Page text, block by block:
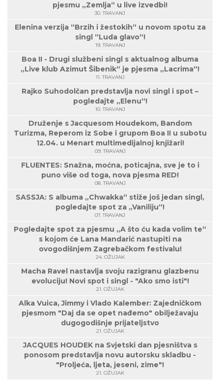
pjesmu „Zemlja“ u live izvedbi!
30. TRAVANJ
Elenina verzija “Brzih i žestokih“ u novom spotu za
singl “Luda glavo“!
19. TRAVANJ
Boa II - Drugi službeni singl s aktualnog albuma
„Live klub Azimut Šibenik“ je pjesma „Lacrima“!
11. TRAVANJ
Rajko Suhodolčan predstavlja novi singl i spot –
pogledajte „Elenu“!
10. TRAVANJ
Druženje s Jacquesom Houdekom, Bandom
Turizma, Reperom iz Sobe i grupom Boa II u subotu
12.04. u Menart multimedijalnoj knjižari!
09. TRAVANJ
FLUENTES: Snažna, moćna, poticajna, sve je to i
puno više od toga, nova pjesma RED!
08. TRAVANJ
SASSJA: S albuma „Chwakka“ stiže još jedan singl,
pogledajte spot za „Vaniliju“!
07. TRAVANJ
Pogledajte spot za pjesmu „A što ću kada volim te“
s kojom će Lana Mandarić nastupiti na
ovogodišnjem Zagrebačkom festivalu!
24. OŽUJAK
Macha Ravel nastavlja svoju razigranu glazbenu
evoluciju! Novi spot i singl - "Ako smo isti"!
21. OŽUJAK
Alka Vuica, Jimmy i Vlado Kalember: Zajedničkom
pjesmom "Daj da se opet nađemo" obilježavaju
dugogodišnje prijateljstvo
21. OŽUJAK
JACQUES HOUDEK na Svjetski dan pjesništva s
ponosom predstavlja novu autorsku skladbu -
"Proljeća, ljeta, jeseni, zime"!
21. OŽUJAK